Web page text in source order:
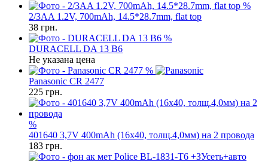
%
2/3AA 1.2V, 700mAh, 14.5*28.7mm, flat top
38 грн.
%
DURACELL DA 13 B6
Не указана цена
%
Panasonic CR 2477
225 грн.
%
401640 3,7V 400mAh (16x40, толщ.4,0мм) на 2 провода
183 грн.